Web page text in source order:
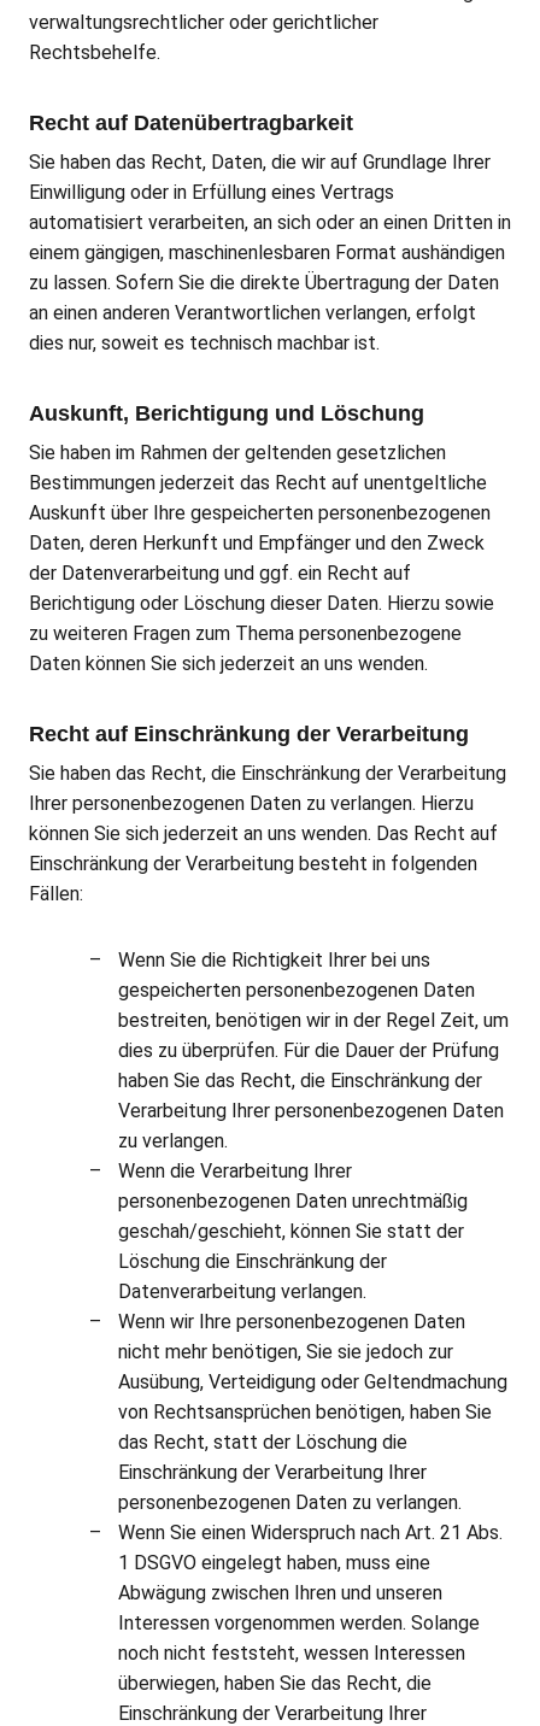
verwaltungsrechtlicher oder gerichtlicher
Rechtsbehelfe.
Recht auf Daten­übertrag­barkeit
Sie haben das Recht, Daten, die wir auf Grundlage Ihrer
Einwilligung oder in Erfüllung eines Vertrags
automatisiert verarbeiten, an sich oder an einen Dritten in
einem gängigen, maschinenlesbaren Format aushändigen
zu lassen. Sofern Sie die direkte Übertragung der Daten
an einen anderen Verantwortlichen verlangen, erfolgt
dies nur, soweit es technisch machbar ist.
Auskunft, Berichtigung und Löschung
Sie haben im Rahmen der geltenden gesetzlichen
Bestimmungen jederzeit das Recht auf unentgeltliche
Auskunft über Ihre gespeicherten personenbezogenen
Daten, deren Herkunft und Empfänger und den Zweck
der Datenverarbeitung und ggf. ein Recht auf
Berichtigung oder Löschung dieser Daten. Hierzu sowie
zu weiteren Fragen zum Thema personenbezogene
Daten können Sie sich jederzeit an uns wenden.
Recht auf Einschränkung der Verarbeitung
Sie haben das Recht, die Einschränkung der Verarbeitung
Ihrer personenbezogenen Daten zu verlangen. Hierzu
können Sie sich jederzeit an uns wenden. Das Recht auf
Einschränkung der Verarbeitung besteht in folgenden
Fällen:
Wenn Sie die Richtigkeit Ihrer bei uns
gespeicherten personenbezogenen Daten
bestreiten, benötigen wir in der Regel Zeit, um
dies zu überprüfen. Für die Dauer der Prüfung
haben Sie das Recht, die Einschränkung der
Verarbeitung Ihrer personenbezogenen Daten
zu verlangen.
Wenn die Verarbeitung Ihrer
personenbezogenen Daten unrechtmäßig
geschah/geschieht, können Sie statt der
Löschung die Einschränkung der
Datenverarbeitung verlangen.
Wenn wir Ihre personenbezogenen Daten
nicht mehr benötigen, Sie sie jedoch zur
Ausübung, Verteidigung oder Geltendmachung
von Rechtsansprüchen benötigen, haben Sie
das Recht, statt der Löschung die
Einschränkung der Verarbeitung Ihrer
personenbezogenen Daten zu verlangen.
Wenn Sie einen Widerspruch nach Art. 21 Abs.
1 DSGVO eingelegt haben, muss eine
Abwägung zwischen Ihren und unseren
Interessen vorgenommen werden. Solange
noch nicht feststeht, wessen Interessen
überwiegen, haben Sie das Recht, die
Einschränkung der Verarbeitung Ihrer